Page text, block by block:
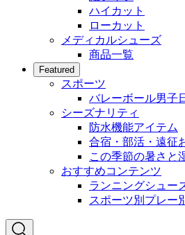
ハイカット
ローカット
メディカルシューズ
商品一覧
Featured
スポーツ
バレーボール男子
シーズナリティ
防水機能アイテム
合宿・部活・遠征
この季節の暑さと
おすすめコンテンツ
ランニングシュー
スポーツ別プレー